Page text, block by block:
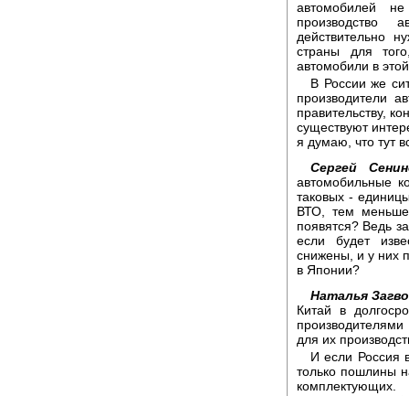
автомобилей
производство
действительно
страны для
автомобили в
В России же
производители
правительству,
существуют
я думаю, что тут
Сергей
автомобильные
таковых -
ВТО, тем меньше
появятся? Ведь
если будет
снижены, и у них
в Японии?
Наталья
Китай в
для их
И если Россия
только пошлины